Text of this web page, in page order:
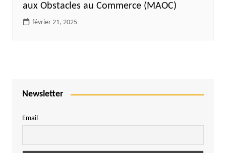
aux Obstacles au Commerce (MAOC)
février 21, 2025
Newsletter
Email